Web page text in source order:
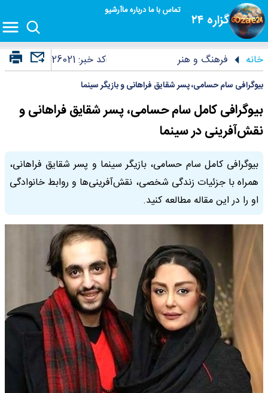
گزاره ۲۴
تماس با مادرباره ماآرشیو
خانه فرهنگ و هنر کد خبر:26021
بیوگرافی سام حسامی، پسر شقایق فراهانی و بازیگر سینما
بیوگرافی کامل سام حسامی، پسر شقایق فراهانی و
نقش‌آفرینی در سینما
بیوگرافی کامل سام حسامی، بازیگر سینما و پسر شقایق فراهانی،
همراه با جزئیات زندگی شخصی، نقش‌آفرینی‌ها و روابط خانوادگی
او را در این مقاله مطالعه کنید.